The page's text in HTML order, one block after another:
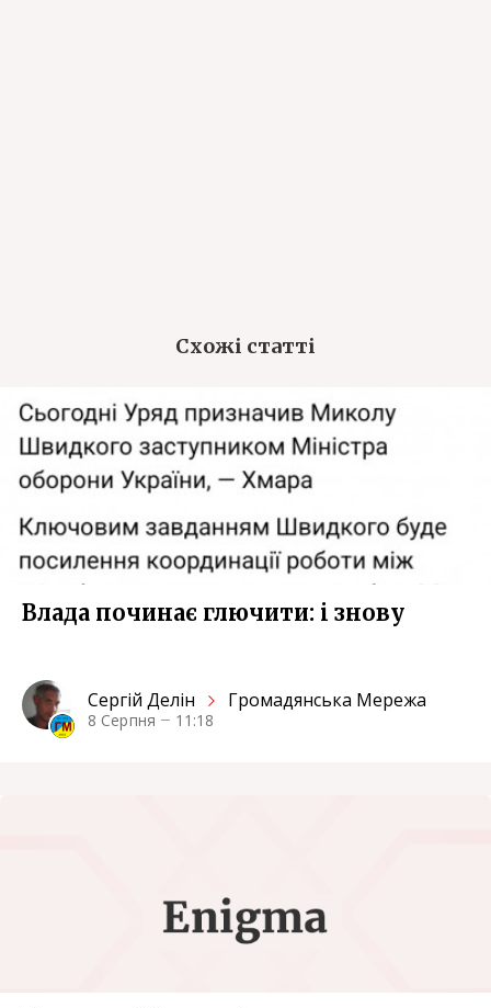
Схожі статті
Влада починає глючити: i знову
Сергiй Делін Громадянська Мережа
8 Серпня 11:18